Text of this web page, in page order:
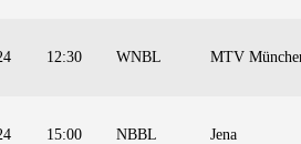
12:30 WNBL MTV
15:00 NBBL Jena